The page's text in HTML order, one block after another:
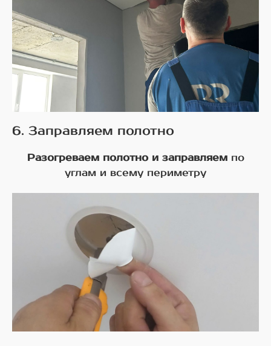
6. Заправляем полотно
Разогреваем полотно и заправляемпо
углам и всему периметру